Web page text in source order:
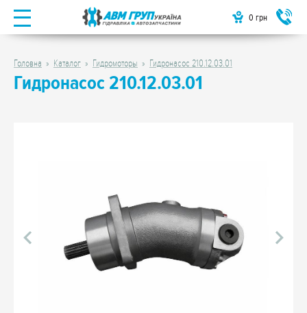
0 грн
Головна Каталог Гидромоторы Гидронасос 210.12.03.01
Гидронасос 210.12.03.01